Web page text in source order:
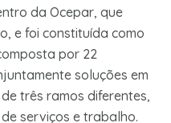
da Ocepar, que
e foi constituída como
por 22
soluções em
três ramos diferentes,
serviços e trabalho.